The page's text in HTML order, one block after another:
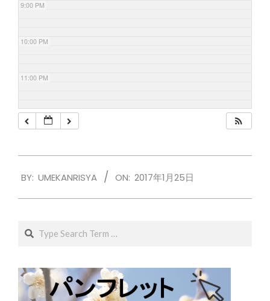
9:00 PM
10:00 PM
11:00 PM
01-
BY: UMEKANRISYA ON: 2017年1月25日
Search